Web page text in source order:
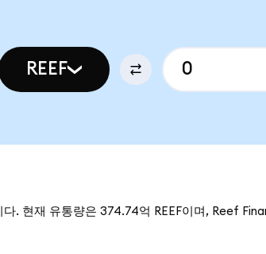
REEF
. 현재 유통량은 374.74억 REEF이며, Reef